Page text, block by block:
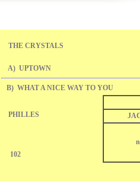
THE CRYSTALS
A) UPTOWN
B) WHAT A NICE WAY TO YOU
PHILLES
102